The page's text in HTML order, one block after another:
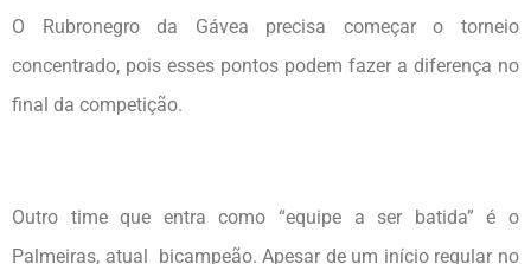
O Rubronegro da Gávea precisa começar o torneio
concentrado, pois esses pontos podem fazer a diferença no
final da competição.
Outro time que entra como “equipe a ser batida” é o
Palmeiras, atual bicampeão. Apesar de um início regular no